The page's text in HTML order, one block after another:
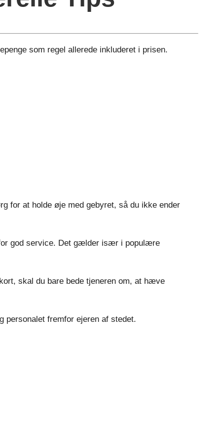
som regel allerede inkluderet i prisen.
for at holde øje med gebyret, så du ikke ender
god service. Det gælder især i populære
skal du bare bede tjeneren om, at hæve
personalet fremfor ejeren af stedet.